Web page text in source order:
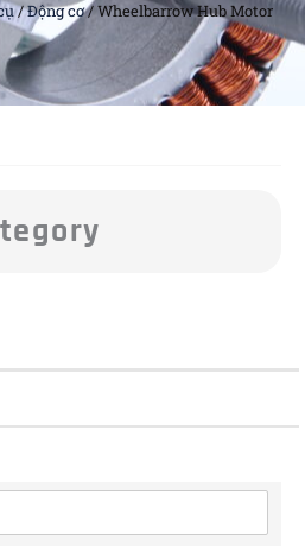
/Động cơ/ Wheelbarrow Hub Motor